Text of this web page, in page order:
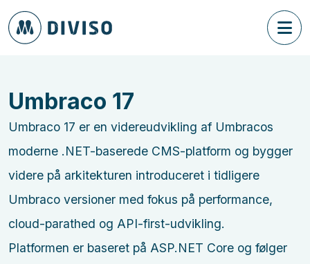
Umbraco 17
Umbraco 17 er en videreudvikling af Umbracos
moderne .NET-baserede CMS-platform og bygger
videre på arkitekturen introduceret i tidligere
Umbraco versioner med fokus på performance,
cloud-parathed og API-first-udvikling.
Platformen er baseret på ASP.NET Core og følger